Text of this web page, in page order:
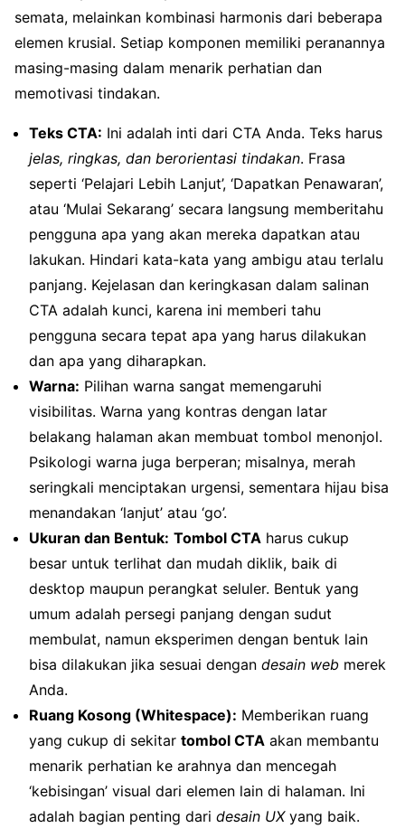
semata, melainkan kombinasi harmonis dari beberapa
elemen krusial. Setiap komponen memiliki peranannya
masing-masing dalam menarik perhatian dan
memotivasi tindakan.
Teks CTA: Ini adalah inti dari CTA Anda. Teks harus
jelas, ringkas, dan berorientasi tindakan. Frasa
seperti ‘Pelajari Lebih Lanjut’, ‘Dapatkan Penawaran’,
atau ‘Mulai Sekarang’ secara langsung memberitahu
pengguna apa yang akan mereka dapatkan atau
lakukan. Hindari kata-kata yang ambigu atau terlalu
panjang. Kejelasan dan keringkasan dalam salinan
CTA adalah kunci, karena ini memberi tahu
pengguna secara tepat apa yang harus dilakukan
dan apa yang diharapkan.
Warna: Pilihan warna sangat memengaruhi
visibilitas. Warna yang kontras dengan latar
belakang halaman akan membuat tombol menonjol.
Psikologi warna juga berperan; misalnya, merah
seringkali menciptakan urgensi, sementara hijau bisa
menandakan ‘lanjut’ atau ‘go’.
Ukuran dan Bentuk: Tombol CTA harus cukup
besar untuk terlihat dan mudah diklik, baik di
desktop maupun perangkat seluler. Bentuk yang
umum adalah persegi panjang dengan sudut
membulat, namun eksperimen dengan bentuk lain
bisa dilakukan jika sesuai dengan desain web merek
Anda.
Ruang Kosong (Whitespace): Memberikan ruang
yang cukup di sekitar tombol CTA akan membantu
menarik perhatian ke arahnya dan mencegah
‘kebisingan’ visual dari elemen lain di halaman. Ini
adalah bagian penting dari desain UXyang baik.